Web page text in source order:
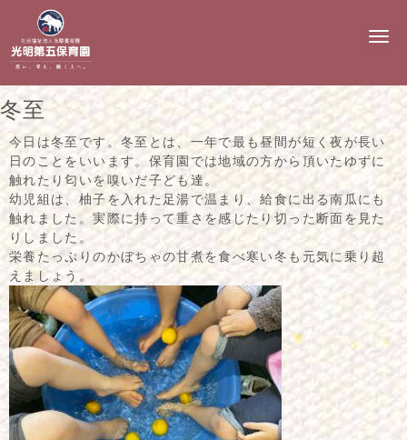
N
g
a
i
n
冬至
今日は冬至です。冬至とは、一年で最も昼間が短く夜が長い
日のことをいいます。保育園では地域の方から頂いたゆずに
触れたり匂いを嗅いだ子ども達。
幼児組は、柚子を入れた足湯で温まり、給食に出る南瓜にも
触れました。実際に持って重さを感じたり切った断面を見た
りしました。
栄養たっぷりのかぼちゃの甘煮を食べ寒い冬も元気に乗り超
えましょう。